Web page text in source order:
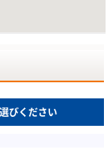
びください